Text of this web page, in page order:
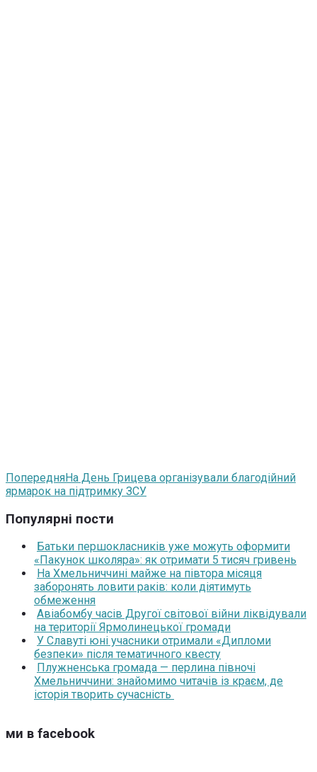
ПопередняНа День Грицева організували благодійний
ярмарок на підтримку ЗСУ
Популярні пости
Батьки першокласників уже можуть оформити
«Пакунок школяра»: як отримати 5 тисяч гривень
На Хмельниччині майже на півтора місяця
заборонять ловити раків: коли діятимуть
обмеження
Авіабомбу часів Другої світової війни ліквідували
на території Ярмолинецької громади
У Славуті юні учасники отримали «Дипломи
безпеки» після тематичного квесту
Плужненська громада — перлина півночі
Хмельниччини: знайомимо читачів із краєм, де
історія творить сучасність
ми в facebook